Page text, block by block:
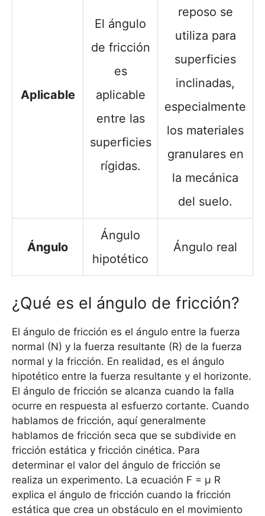
Aplicable
El ángulo
de fricción
es
aplicable
entre las
superficies
rígidas.
reposo se
utiliza para
superficies
inclinadas,
especialmente
los materiales
granulares en
la mecánica
del suelo.
Ángulo
Ángulo
hipotético
Ángulo real
¿Qué es el ángulo de fricción?
El ángulo de fricción es el ángulo entre la fuerza
normal (N) y la fuerza resultante (R) de la fuerza
normal y la fricción. En realidad, es el ángulo
hipotético entre la fuerza resultante y el horizonte.
El ángulo de fricción se alcanza cuando la falla
ocurre en respuesta al esfuerzo cortante. Cuando
hablamos de fricción, aquí generalmente
hablamos de fricción seca que se subdivide en
fricción estática y fricción cinética. Para
determinar el valor del ángulo de fricción se
realiza un experimento. La ecuación F = µ R
explica el ángulo de fricción cuando la fricción
estática que crea un obstáculo en el movimiento